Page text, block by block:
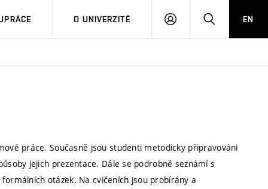
O UNIVERZITĚ
PŘIHLÁSIT HLEDATEN
práce. Současně jsou studenti metodicky připravováni
jejich prezentace. Dále se podrobně seznámí s
otázek. Na cvičeních jsou probírány a